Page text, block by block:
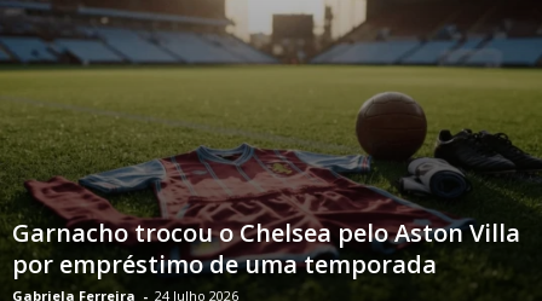
Garnacho trocou o Chelsea pelo Aston Villa
por empréstimo de uma temporada
Gabriela Ferreira - 24 Julho 2026